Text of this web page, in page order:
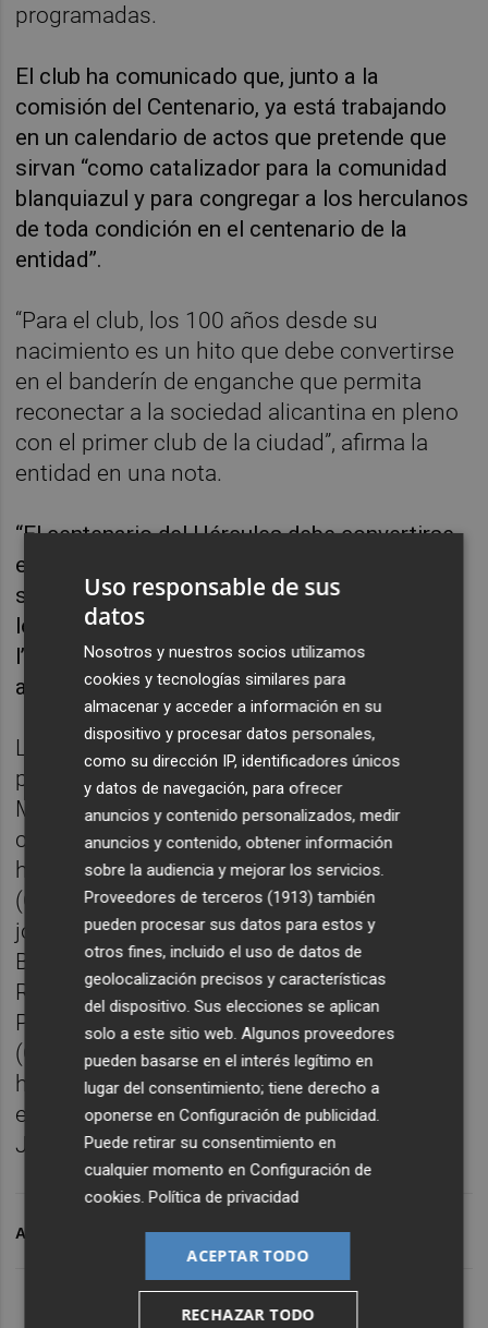
programadas.
El club ha comunicado que, junto a la
comisión del Centenario, ya está trabajando
en un calendario de actos que pretende que
sirvan “como catalizador para la comunidad
blanquiazul y para congregar a los herculanos
de toda condición en el centenario de la
entidad”.
“Para el club, los 100 años desde su
nacimiento es un hito que debe convertirse
en el banderín de enganche que permita
reconectar a la sociedad alicantina en pleno
con el primer club de la ciudad”, afirma la
entidad en una nota.
“El centenario del Hércules debe convertirse
en un acontecimiento abierto a la ciudad y
sus ciudadanos, así como de otras
localidades, especialmente de la comarca de
l’Alacantí, pero también de otras comarcas
alicantinas”, añade el comunicado.
La comisión del centenario está compuesta
por su presidente Manuel Palomar, Josep
Miquel GarcÍa Martín (Secretario y
coordinador de Historia y memoria
histórica), Luis Javier Hernández
(Coordinador de Actos, conferencias,
jornadas y exposiciones), Jennifer Pedro de
Blas (Coordinadora de Eventos deportivos)
Ramón Pérez (Coordinador de
Publicaciones), Ángel Sánchez Aracil
(Coordinador de Peñas y entidades
herculanas), Guillermo Villena (Asuntos
económicos), Violeta Trives (Patrocinios)
Javier Lloréns (Comunicación).
ARCHIVADO EN HÉRCULES CF CENTENARIO HCF
Uso responsable de sus
datos
Nosotros y nuestros socios utilizamos
cookies y tecnologías similares para
almacenar y acceder a información en su
dispositivo y procesar datos personales,
como su dirección IP, identificadores únicos
y datos de navegación, para ofrecer
anuncios y contenido personalizados, medir
anuncios y contenido, obtener información
sobre la audiencia y mejorar los servicios.
Proveedores de terceros (1913) también
pueden procesar sus datos para estos y
otros fines, incluido el uso de datos de
geolocalización precisos y características
del dispositivo. Sus elecciones se aplican
solo a este sitio web. Algunos proveedores
pueden basarse en el interés legítimo en
lugar del consentimiento; tiene derecho a
oponerse enConfiguración de publicidad
Puede retirar su consentimiento en
cualquier momento enConfiguración de
cookies .Política de privacidad
ACEPTAR TODO
RECHAZAR TODO